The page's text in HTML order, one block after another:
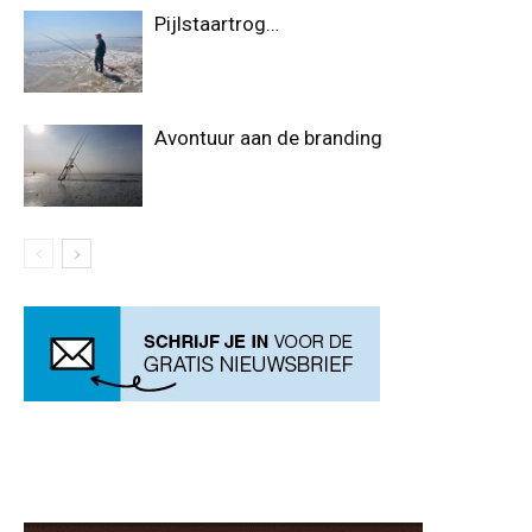
Pijlstaartrog…
Avontuur aan de branding